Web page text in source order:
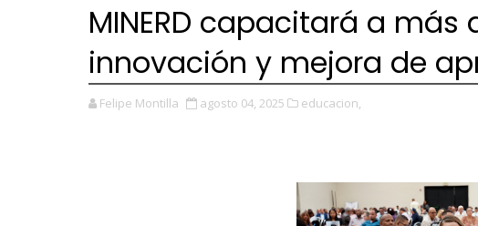
MINERD capacitará a más
innovación y mejora de
Felipe Montilla agosto 04, 2025 educacion,